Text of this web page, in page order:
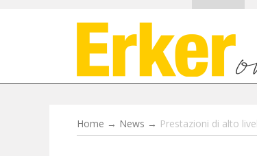
Home → News → Prestazioni di alto